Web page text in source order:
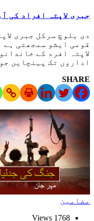
جبری لاپتہ افراد کی
دی بلوچ سرکل جبری
قومی ایشو سمجھتی ہے
لاپتہ افرد کے
اداروں تک پہنچایں جو
SHARE
مضامین
1768 Views